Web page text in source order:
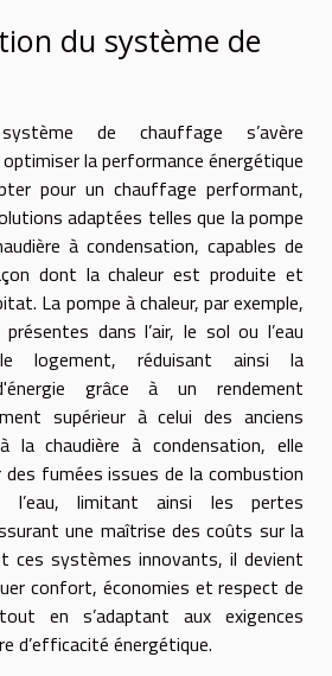
du système de
de chauffage s’avère
la performance énergétique
pour un chauffage performant,
adaptées telles que la pompe
à condensation, capables de
dont la chaleur est produite et
La pompe à chaleur, par exemple,
dans l’air, le sol ou l’eau
logement, réduisant ainsi la
grâce à un rendement
supérieur à celui des anciens
la chaudière à condensation, elle
des fumées issues de la combustion
l’eau, limitant ainsi les pertes
une maîtrise des coûts sur la
ces systèmes innovants, il devient
confort, économies et respect de
tout en s’adaptant aux exigences
d’efficacité énergétique.